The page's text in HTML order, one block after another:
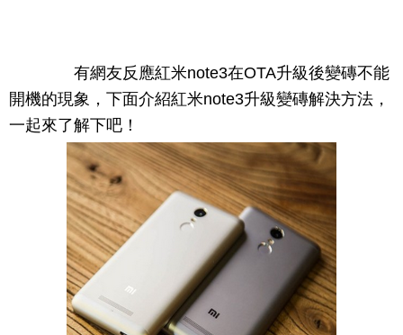
有網友反應紅米note3在OTA升級後變磚不能
開機的現象，下面介紹紅米note3升級變磚解決方法，
一起來了解下吧！